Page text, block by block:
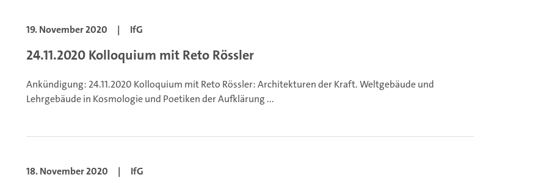
19. November 2020 | IfG
24.11.2020 Kolloquium mit Reto Rössler
Ankündigung: 24.11.2020 Kolloquium mit Reto Rössler: Architekturen der Kraft. Weltgebäude und
Lehrgebäude in Kosmologie und Poetiken der Aufklärung ...
18. November 2020 | IfG